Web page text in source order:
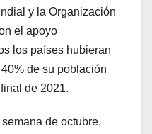
y la Organización
el apoyo
los países hubieran
de su población
de 2021.
de octubre,